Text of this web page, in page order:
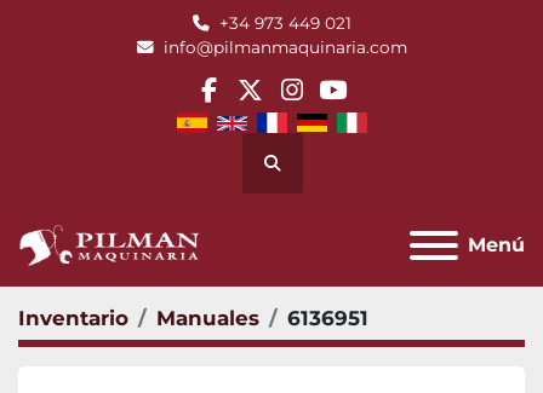
+34 973 449 021
info@pilmanmaquinaria.com
facebook
twitterinstagram
youtube
Buscar
Menú
Inventario Manuales 6136951